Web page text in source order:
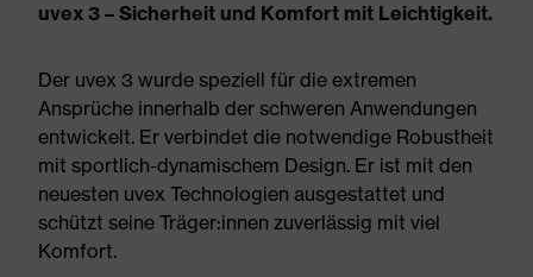
uvex 3 – Sicherheit und Komfort mit Leichtigkeit.
Der uvex 3 wurde speziell für die extremen
Ansprüche innerhalb der schweren Anwendungen
entwickelt. Er verbindet die notwendige Robustheit
mit sportlich-dynamischem Design. Er ist mit den
neuesten uvex Technologien ausgestattet und
schützt seine Träger:innen zuverlässig mit viel
Komfort.